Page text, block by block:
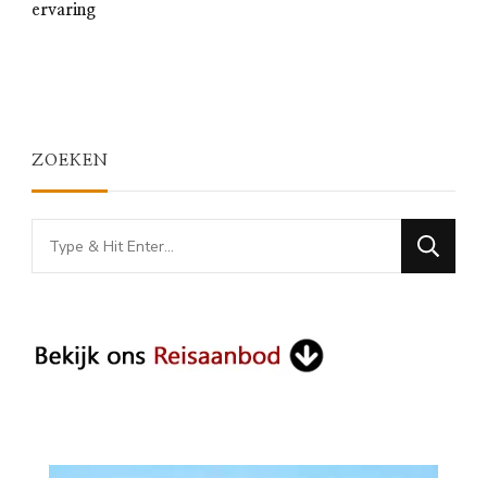
ervaring
ZOEKEN
Looking
for